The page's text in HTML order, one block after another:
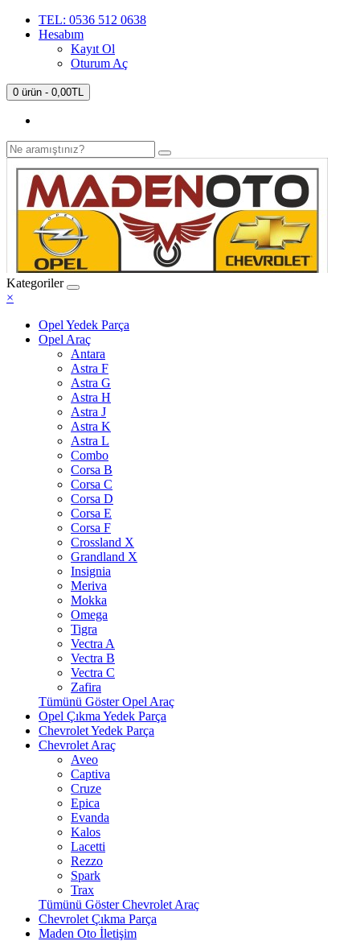
TEL: 0536 512 0638
Hesabım
Kayıt Ol
Oturum Aç
0 ürün - 0,00TL
Kategoriler
×
Opel Yedek Parça
Opel Araç
Antara
Astra F
Astra G
Astra H
Astra J
Astra K
Astra L
Combo
Corsa B
Corsa C
Corsa D
Corsa E
Corsa F
Crossland X
Grandland X
Insignia
Meriva
Mokka
Omega
Tigra
Vectra A
Vectra B
Vectra C
Zafira
Tümünü Göster Opel Araç
Opel Çıkma Yedek Parça
Chevrolet Yedek Parça
Chevrolet Araç
Aveo
Captiva
Cruze
Epica
Evanda
Kalos
Lacetti
Rezzo
Spark
Trax
Tümünü Göster Chevrolet Araç
Chevrolet Çıkma Parça
Maden Oto İletişim